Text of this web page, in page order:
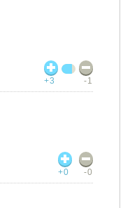
+3 -1
+0 -0